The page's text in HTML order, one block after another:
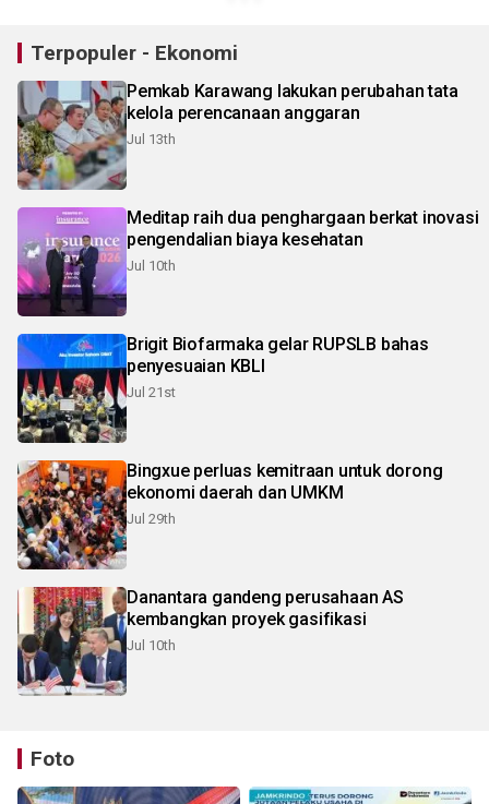
Terpopuler - Ekonomi
Pemkab Karawang lakukan perubahan tata
kelola perencanaan anggaran
Jul 13th
Meditap raih dua penghargaan berkat inovasi
pengendalian biaya kesehatan
Jul 10th
Brigit Biofarmaka gelar RUPSLB bahas
penyesuaian KBLI
Jul 21st
Bingxue perluas kemitraan untuk dorong
ekonomi daerah dan UMKM
Jul 29th
Danantara gandeng perusahaan AS
kembangkan proyek gasifikasi
Jul 10th
Foto